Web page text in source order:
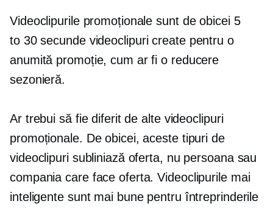
Videoclipurile promoționale sunt de obicei 5
to 30 secundevideoclipuri create pentru o
anumită promoție, cum ar fi o reducere
sezonieră.
Ar trebui să fie diferit de alte videoclipuri
promoționale. De obicei, aceste tipuri de
videoclipuri subliniază oferta, nu persoana sau
compania care face oferta. Videoclipurile mai
inteligente sunt mai bune pentru întreprinderile